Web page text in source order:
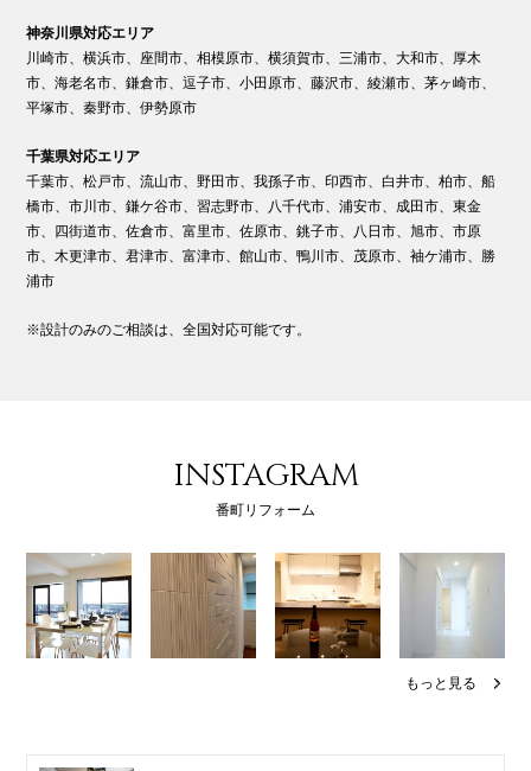
神奈川県対応エリア
川崎市、横浜市、座間市、相模原市、横須賀市、三浦市、大和市、厚木
市、海老名市、鎌倉市、逗子市、小田原市、藤沢市、綾瀬市、茅ヶ崎市、
平塚市、秦野市、伊勢原市
千葉県対応エリア
千葉市、松戸市、流山市、野田市、我孫子市、印西市、白井市、柏市、船
橋市、市川市、鎌ケ谷市、習志野市、八千代市、浦安市、成田市、東金
市、四街道市、佐倉市、富里市、佐原市、銚子市、八日市、旭市、市原
市、木更津市、君津市、富津市、館山市、鴨川市、茂原市、袖ケ浦市、勝
浦市
※設計のみのご相談は、全国対応可能です。
INSTAGRAM
番町リフォーム
もっと見る